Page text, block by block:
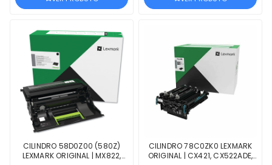
CILINDRO 58D0Z00 (580Z)
LEXMARK ORIGINAL | MX822,
CILINDRO 78C0ZK0 LEXMARK
ORIGINAL | CX421, CX522ADE,